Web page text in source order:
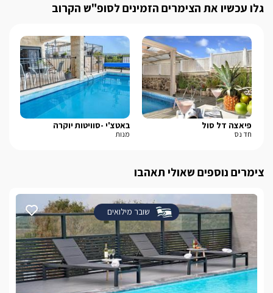
גלו עכשיו את הצימרים הזמינים לסופ"ש הקרוב
פיאצה דל סול
חד נס
באטצ'י -סוויטות יוקרה
מנות
צימרים נוספים שאולי תאהבו
שובר מילואים